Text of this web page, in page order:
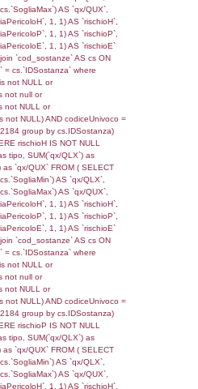
FROM f_territori_limitrofi
ON
=
=
AND
FROM
ON
=